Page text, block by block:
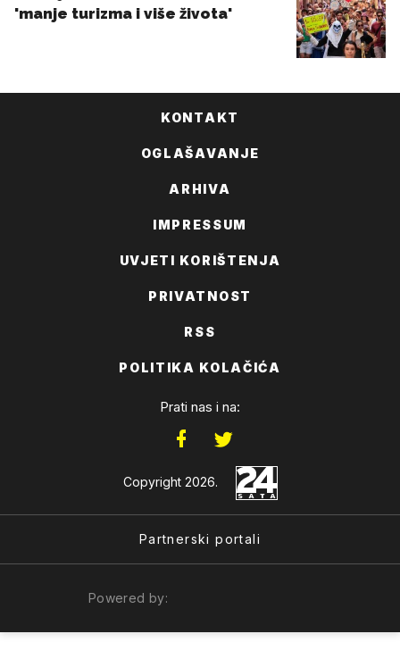
KONTAKT
OGLAŠAVANJE
ARHIVA
IMPRESSUM
UVJETI KORIŠTENJA
PRIVATNOST
RSS
POLITIKA KOLAČIĆA
Prati nas i na:
Copyright 2026.
Partnerski portali
Powered by: